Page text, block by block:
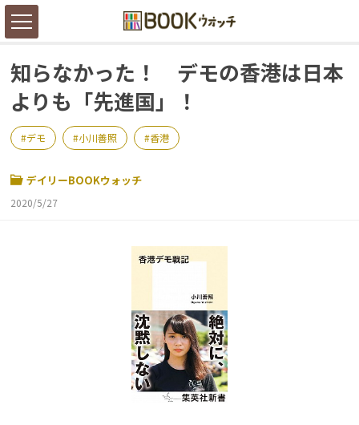
知らなかった！ デモの香港は日本
よりも「先進国」！
デモ 小川善照 香港
デイリーBOOKウォッチ
2020/5/27